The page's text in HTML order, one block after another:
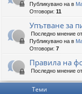
Публикувано на в
Отговори: 11
Упътване за
Последно мнение от
Публикувано на в
Отговори: 7
Правила на
Последно мнение от
Теми